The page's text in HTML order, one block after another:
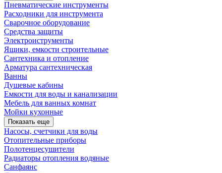
Пневматические инструменты
Расходники для инструмента
Сварочное оборудование
Средства защиты
Электроиструменты
Ящики, емкости строительные
Сантехника и отопление
Арматура сантехническая
Ванны
Душевые кабины
Емкости для воды и канализации
Мебель для ванных комнат
Мойки кухонные
Показать еще
Насосы, счетчики для воды
Отопительные приборы
Полотенцесушители
Радиаторы отопления водяные
Санфаянс